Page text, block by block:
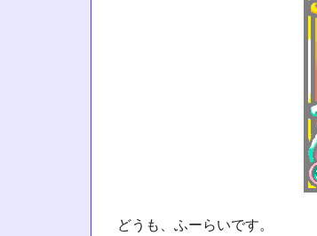
どうも、ふーらいです。